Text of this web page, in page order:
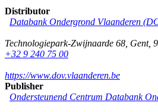
Distributor
Databank Ondergrond Vlaanderen
Technologiepark-Zwijnaarde 68 Gent,
+32 9 240 75 00
https://www.dov.vlaanderen.be
Publisher
Ondersteunend Centrum Databank